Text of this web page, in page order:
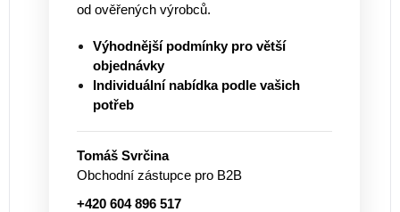
od ověřených výrobců.
Výhodnější podmínky pro větší
objednávky
Individuální nabídka podle vašich
potřeb
Tomáš Svrčina
Obchodní zástupce pro B2B
+420 604 896 517